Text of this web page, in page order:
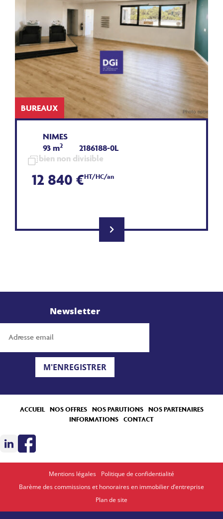
BUREAUX
NIMES
93 m2
2186188-0L
bien non divisible
12 840 €HT/HC/an
Newsletter
M'ENREGISTRER
ACCUEIL NOS OFFRES NOS PARUTIONS
NOS PARTENAIRES
INFORMATIONS CONTACT
Mentions légales
Politique de confidentialité
Barème des commissions et honoraires en immobilier d’entreprise
Plan de site